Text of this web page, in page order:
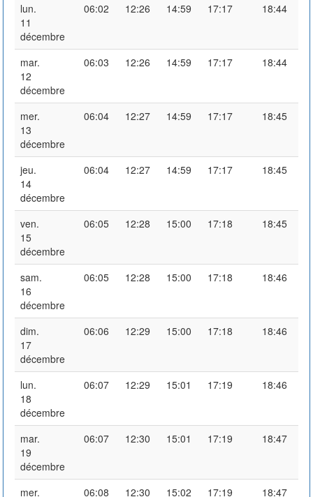
lun.
11
décembre
06:02 12:26 14:59 17:17 18:44
mar.
12
décembre
06:03 12:26 14:59 17:17 18:44
mer.
13
décembre
06:04 12:27 14:59 17:17 18:45
jeu.
14
décembre
06:04 12:27 14:59 17:17 18:45
ven.
15
décembre
06:05 12:28 15:00 17:18 18:45
sam.
16
décembre
06:05 12:28 15:00 17:18 18:46
dim.
17
décembre
06:06 12:29 15:00 17:18 18:46
lun.
18
décembre
06:07 12:29 15:01 17:19 18:46
mar.
19
décembre
06:07 12:30 15:01 17:19 18:47
mer. 06:08 12:30 15:02 17:19 18:47